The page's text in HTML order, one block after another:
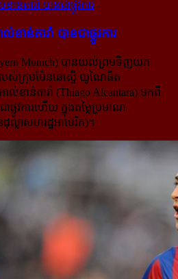
ន់តារ៉ា បាន​ជា​ផ្លូវ​ការ
Munich) បានយល់ព្រមទិញយក
ស់​ក្រុម​ម៉ែនឆេស្ទើ យូណៃធីត
ាល់ខាន់តារ៉ា (Thiago Alcantara) មកពី
លូវការហើយ ក្នុងតម្លៃប្រមាណ
ាសហរដ្ឋអាមេរិក)។